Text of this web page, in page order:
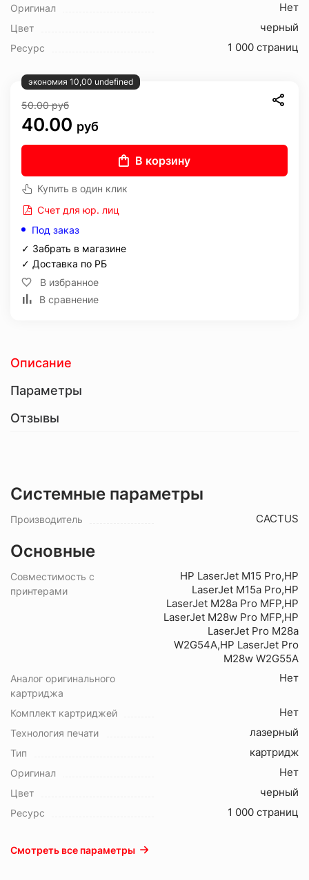
Оригинал Нет
Цвет черный
Ресурс 1 000 страниц
экономия 10,00 undefined
50.00руб
40.00 руб
В корзину
Купить в один клик
Счет для юр. лиц
Под заказ
✓ Забрать в магазине
✓ Доставка по РБ
В избранное
В сравнение
Описание
Параметры
Отзывы
Системные параметры
Производитель CACTUS
Основные
Совместимость с
принтерами
HP LaserJet M15 Pro,HP
LaserJet M15a Pro,HP
LaserJet M28a Pro MFP,HP
LaserJet M28w Pro MFP,HP
LaserJet Pro M28a
W2G54A,HP LaserJet Pro
M28w W2G55A
Аналог оригинального
картриджа
Нет
Комплект картриджей Нет
Технология печати лазерный
Тип картридж
Оригинал Нет
Цвет черный
Ресурс 1 000 страниц
Смотреть все параметры